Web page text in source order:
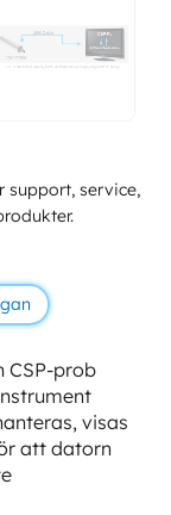
support, service,
CSP-prob
visas
att datorn